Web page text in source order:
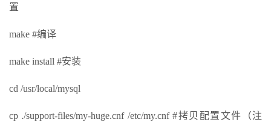
置
make #编译
make install #安装
cd /usr/local/mysql
cp ./support-files/my-huge.cnf /etc/my.cnf #拷贝配置文件（注